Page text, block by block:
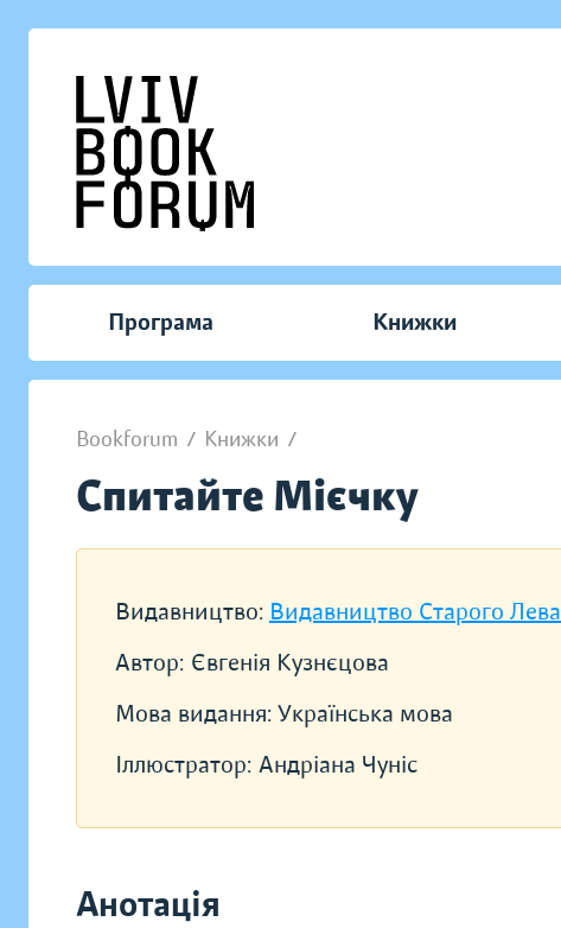
Програма Книжки
Bookforum / Книжки /
Спитайте Мієчку
Видавництво: Видавництво Старого Лева
Автор: Євгенія Кузнєцова
Мова видання: Українська мова
Іллюстратор: Андріана Чуніс
Анотація